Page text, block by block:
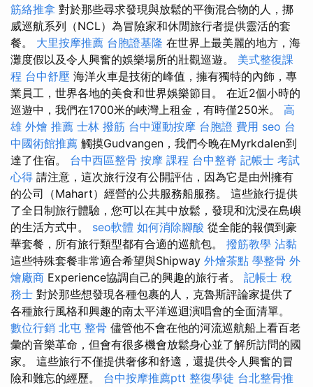
筋絡推拿 對於那些尋求發現與放鬆的平衡混合物的人，挪
威巡航系列（NCL）為冒險家和休閒旅行者提供靈活的套
餐。 大里按摩推薦 台胞證基隆 在世界上最美麗的地方，海
灘度假以及令人興奮的娛樂場所的壯觀巡遊。 美式整復課
程 台中舒壓 海洋火車是技術的峰值，擁有獨特的內飾，專
業員工，世界各地的美食和世界娛樂節目。 在近2個小時的
巡遊中，我們在1700米的峽灣上租金，有時僅250米。 高
雄 外燴 推薦 士林 撥筋 台中運動按摩 台胞證 費用 seo 台
中國術館推薦 觸摸Gudvangen，我們今晚在Myrkdalen到
達了住宿。 台中西區整骨 按摩 課程 台中整脊 記帳士 考試
心得 請注意，這次旅行沒有公開評估，因為它是由州擁有
的公司（Mahart）經營的公共服務船服務。 這些旅行提供
了全日制旅行體驗，您可以在其中放鬆，發現和沈浸在島嶼
的生活方式中。 seo軟體 如何消除腳酸 從全能的報價到豪
華套餐，所有旅行類型都有合適的巡航包。 撥筋教學 沾黏
這些特殊套餐非常適合希望與Shipway 外燴茶點 學整骨 外
燴廠商 Experience協調自己的興趣的旅行者。 記帳士 稅
務士 對於那些想發現各種包裹的人，克魯斯評論家提供了
各種旅行風格和興趣的南太平洋巡迴演唱會的全面清單。
數位行銷 北屯 整骨 儘管他不會在他的河流巡航船上看百老
彙的音樂革命，但會有很多機會放鬆身心並了解所訪問的國
家。 這些旅行不僅提供奢侈和舒適，還提供令人興奮的冒
險和難忘的經歷。 台中按摩推薦ptt 整復學徒 台北整骨推